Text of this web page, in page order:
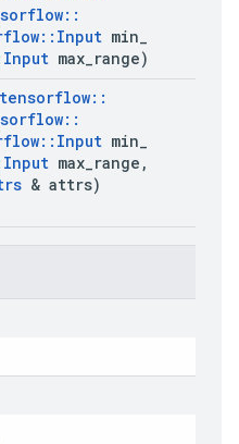
::
:: Input min
Input max range)
tensorflow::
::
:: Input min
Input max range ,
& attrs)